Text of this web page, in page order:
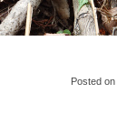
Posted on